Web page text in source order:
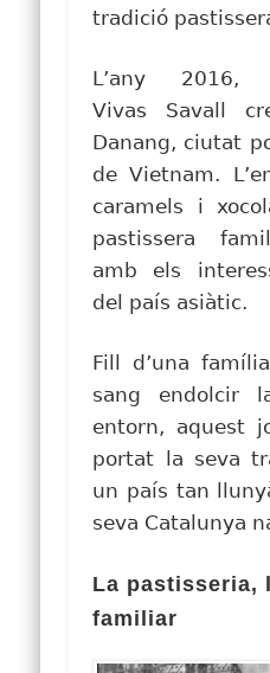
tradició
L’any 2016,
Vivas Savall
Danang, ciutat
de Vietnam.
caramels i
pastissera
amb els
del país asiàtic.
Fill d’una
sang endolcir
entorn, aquest
portat la seva
un país tan
seva Catalunya
La pastisseria,
familiar